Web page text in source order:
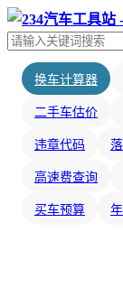
换车计算器
二手车估价
违章代码
高速费查询
买车预算